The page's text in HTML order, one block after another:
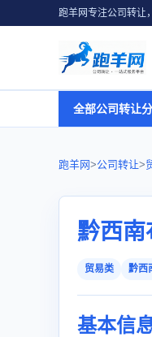
跑羊网专注公司转让
全部公司转让
跑羊网>公司转让>
黔西
贸易类 黔西
基本信